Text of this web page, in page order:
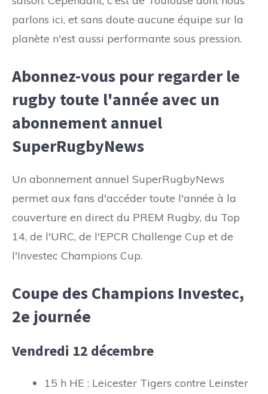
parlons ici, et sans doute aucune équipe sur la
planète n'est aussi performante sous pression.
Abonnez-vous pour regarder le
rugby toute l'année avec un
abonnement annuel
SuperRugbyNews
Un abonnement annuel SuperRugbyNews
permet aux fans d'accéder toute l'année à la
couverture en direct du PREM Rugby, du Top
14, de l'URC, de l'EPCR Challenge Cup et de
l'Investec Champions Cup.
Coupe des Champions Investec,
2e journée
Vendredi 12 décembre
15 h HE : Leicester Tigers contre Leinster